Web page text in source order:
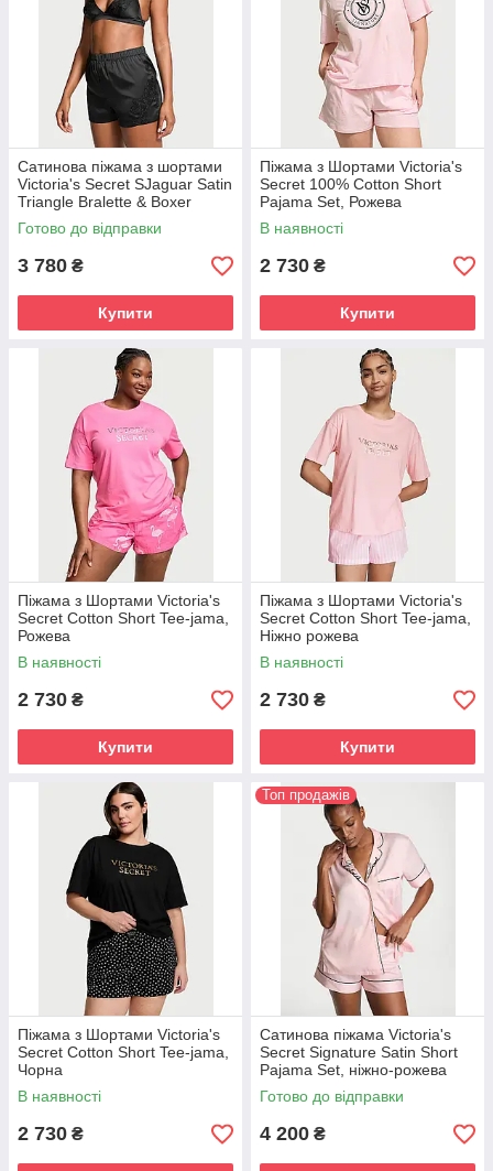
Сатинова піжама з шортами
Victoria's Secret SJaguar Satin
Triangle Bralette & Boxer
Shorts Set, Чорна М
Готово до відправки
3 780 ₴
Купити
Піжама з Шортами Victoria's
Secret 100% Cotton Short
Pajama Set, Рожева
В наявності
2 730 ₴
Купити
Піжама з Шортами Victoria's
Secret Cotton Short Tee-jama,
Рожева
В наявності
2 730 ₴
Купити
Піжама з Шортами Victoria's
Secret Cotton Short Tee-jama,
Ніжно рожева
В наявності
2 730 ₴
Купити
Піжама з Шортами Victoria's
Secret Cotton Short Tee-jama,
Чорна
В наявності
2 730 ₴
Топ продажів
Сатинова піжама Victoria's
Secret Signature Satin Short
Pajama Set, ніжно-рожева
Готово до відправки
4 200 ₴